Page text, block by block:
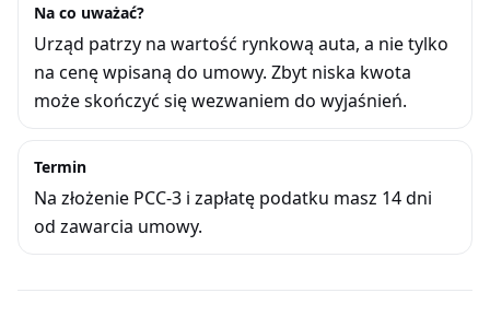
Na co uważać?
Urząd patrzy na wartość rynkową auta, a nie tylko
na cenę wpisaną do umowy. Zbyt niska kwota
może skończyć się wezwaniem do wyjaśnień.
Termin
Na złożenie PCC-3 i zapłatę podatku masz 14 dni
od zawarcia umowy.